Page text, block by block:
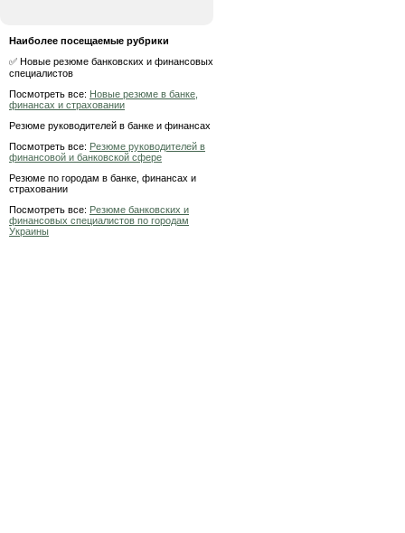
Наиболее посещаемые рубрики
✅ Новые резюме банковских и финансовых
специалистов
Посмотреть все: Новые резюме в банке,
финансах и страховании
Резюме руководителей в банке и финансах
Посмотреть все: Резюме руководителей в
финансовой и банковской сфере
Резюме по городам в банке, финансах и
страховании
Посмотреть все: Резюме банковских и
финансовых специалистов по городам
Украины